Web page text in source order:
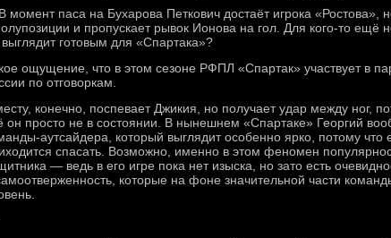
момент паса на Бухарова Петкович достаёт игрока «Ростова»,
и пропускает рывок Ионова на гол. Для кого-то ещё
готовым для «Спартака»?
ощущение, что в этом сезоне РФПЛ «Спартак» участвует в
по отговоркам.
конечно, поспевает Джикия, но получает удар между ног,
он просто не в состоянии. В нынешнем «Спартаке» Георгий
аутсайдера, который выглядит особенно ярко, потому что
спасать. Возможно, именно в этом феномен
— ведь в его игре пока нет изыска, но зато есть
которые на фоне значительной части